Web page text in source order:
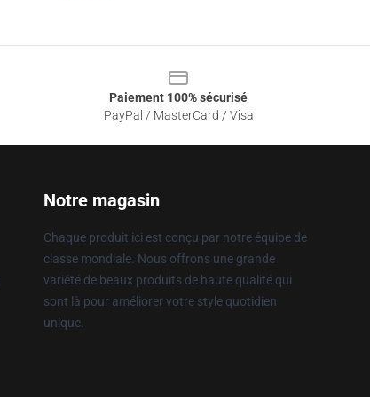
Paiement 100% sécurisé
PayPal / MasterCard / Visa
Notre magasin
Chaque produit ici est conçu par notre équipe de
classe mondiale. Nous offrons une grande
variété de beaux produits de haute qualité qui
sont là pour améliorer votre style quotidien
unique.